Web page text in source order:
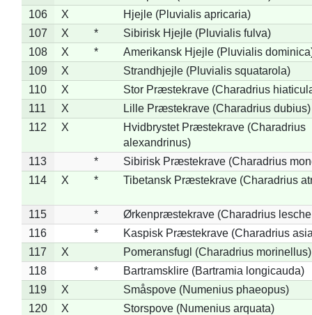
106
X
Hjejle (Pluvialis apricaria)
107
X *
Sibirisk Hjejle (Pluvialis fulva)
108
X *
Amerikansk Hjejle (Pluvialis
109
X
Strandhjejle (Pluvialis squatarola)
110
X
Stor Præstekrave (Charadrius
111
X
Lille Præstekrave (Charadrius dubius)
112
X
Hvidbrystet Præstekrave (Charadrius
alexandrinus)
113
*
Sibirisk Præstekrave (Charadrius
114
X * Tibetansk Præstekrave (Charadrius
115 *
Ørkenpræstekrave (Charadrius
116
*
Kaspisk Præstekrave (Charadrius
117
X
Pomeransfugl (Charadrius morinellus)
118
*
Bartramsklire (Bartramia longicauda)
119
X
Småspove (Numenius phaeopus)
120
X
Storspove (Numenius arquata)